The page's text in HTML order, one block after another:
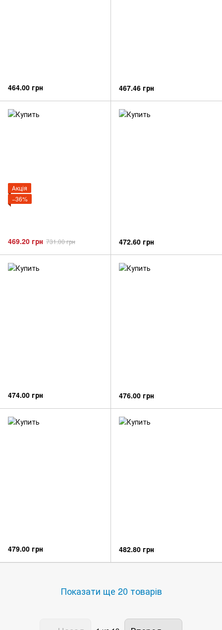
464.00 грн 467.46 грн
Акція
−36%
469.20 грн 731.00 грн 472.60 грн
474.00 грн 476.00 грн
479.00 грн 482.80 грн
Показати ще 20 товарів